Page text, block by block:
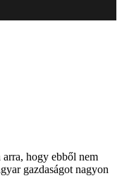
arra, hogy ebből nem
gazdaságot nagyon